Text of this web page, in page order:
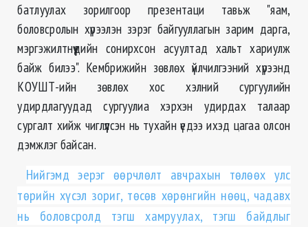
батлуулах зорилгоор презентаци тавьж "яам,
боловсролын хүрээлэн зэрэг байгууллагын зарим дарга,
мэргэжилтнүүдийн сонирхсон асуултад хальт хариулж
байж билээ". Кембрижийн зөвлөх үйлчилгээний хүрээнд
КОУШТ-ийн зөвлөх хос хэлний сургуулийн
удирдлагуудад сургуулиа хэрхэн удирдах талаар
сургалт хийж чиглүүлсэн нь тухайн үедээ ихэд цагаа олсон
дэмжлэг байсан.
Нийгэмд эерэг өөрчлөлт авчрахын төлөөх улс
төрийн хүсэл зориг, төсөв хөрөнгийн нөөц, чадавх
нь боловсролд тэгш хамруулах, тэгш байдлыг